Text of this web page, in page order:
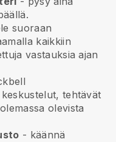
suoraan
kaikkiin
vastauksia ajan
tehtävät
olevista
- käännä